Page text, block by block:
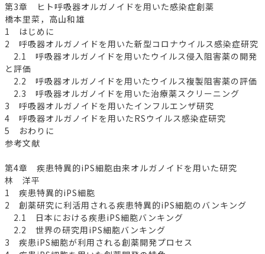
第3章 ヒト呼吸器オルガノイドを用いた感染症創薬
橋本里菜，高山和雄
1 はじめに
2 呼吸器オルガノイドを用いた新型コロナウイルス感染症研究
2.1 呼吸器オルガノイドを用いたウイルス侵入阻害薬の開発
と評価
2.2 呼吸器オルガノイドを用いたウイルス複製阻害薬の評価
2.3 呼吸器オルガノイドを用いた治療薬スクリーニング
3 呼吸器オルガノイドを用いたインフルエンザ研究
4 呼吸器オルガノイドを用いたRSウイルス感染症研究
5 おわりに
参考文献
第4章 疾患特異的iPS細胞由来オルガノイドを用いた研究
林 洋平
1 疾患特異的iPS細胞
2 創薬研究に利活用される疾患特異的iPS細胞のバンキング
2.1 日本における疾患iPS細胞バンキング
2.2 世界の研究用iPS細胞バンキング
3 疾患iPS細胞が利用される創薬開発プロセス